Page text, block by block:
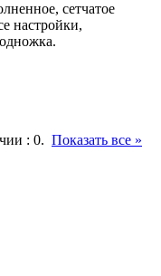
сетчатое
настройки,
: 0. Показать все »